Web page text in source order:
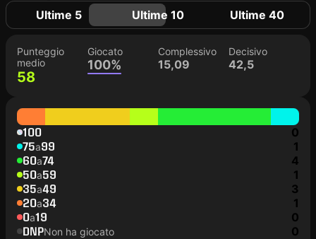
Ultime 5 Ultime 10 Ultime 40
Punteggio
medio
58
Giocato
100%
Complessivo
15,09
Decisivo
42,5
100 0
75a99 1
60a74 4
50a59 1
35a49 3
20a34 1
0a19 0
DNPNon ha giocato 0